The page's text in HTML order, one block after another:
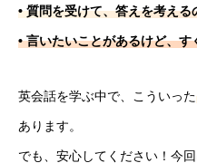
• 質問を受けて、答えを考え
• 言いたいことがあるけど、
英会話を学ぶ中で、こういった
あります。
でも、安心してください！今